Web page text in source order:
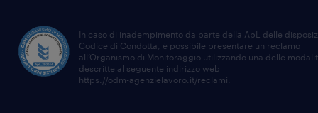
In caso di inadempimento da parte della ApL delle
Codice di Condotta, è possibile presentare un reclamo
all’Organismo di Monitoraggio utilizzando una delle
descritte al seguente indirizzo web
https://odm-agenzielavoro.it/reclami